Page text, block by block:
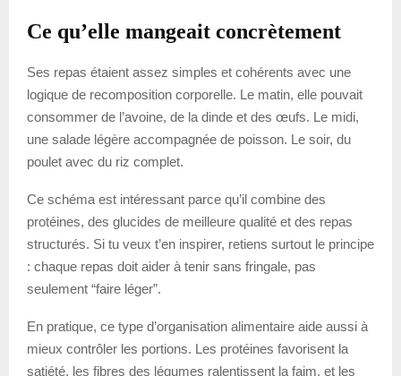
Ce qu’elle mangeait concrètement
Ses repas étaient assez simples et cohérents avec une
logique de recomposition corporelle. Le matin, elle pouvait
consommer de l’avoine, de la dinde et des œufs. Le midi,
une salade légère accompagnée de poisson. Le soir, du
poulet avec du riz complet.
Ce schéma est intéressant parce qu’il combine des
protéines, des glucides de meilleure qualité et des repas
structurés. Si tu veux t’en inspirer, retiens surtout le principe
: chaque repas doit aider à tenir sans fringale, pas
seulement “faire léger”.
En pratique, ce type d’organisation alimentaire aide aussi à
mieux contrôler les portions. Les protéines favorisent la
satiété, les fibres des légumes ralentissent la faim, et les